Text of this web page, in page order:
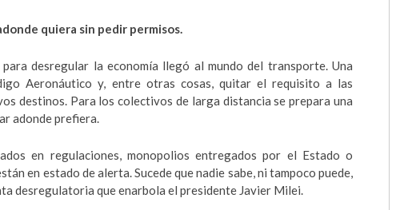
quiera sin pedir permisos.
desregular la economía llegó al mundo del transporte. Una
Aeronáutico y, entre otras cosas, quitar el requisito a las
destinos. Para los colectivos de larga distancia se prepara una
adonde prefiera.
en regulaciones, monopolios entregados por el Estado o
en estado de alerta. Sucede que nadie sabe, ni tampoco puede,
desregulatoria que enarbola el presidente Javier Milei.